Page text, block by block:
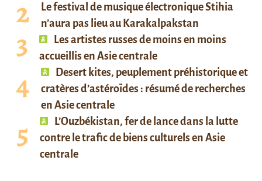
Le festival de musique électronique Stihia
n’aura pas lieu au Karakalpakstan
Les artistes russes de moins en moins
accueillis en Asie centrale
Desert kites, peuplement préhistorique et
cratères d’astéroïdes : résumé de recherches
en Asie centrale
L’Ouzbékistan, fer de lance dans la lutte
contre le trafic de biens culturels en Asie
centrale